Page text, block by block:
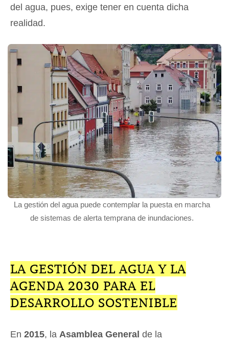
del agua, pues, exige tener en cuenta dicha
realidad.
La gestión del agua puede contemplar la puesta en marcha
de sistemas de alerta temprana de inundaciones.
LA GESTIÓN DEL AGUA Y LA
AGENDA 2030 PARA EL
DESARROLLO SOSTENIBLE
En 2015, la Asamblea General de la